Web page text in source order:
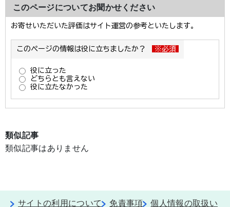
このページについてお聞かせください
類似記事
類似記事はありません
サイトの利用について 免責事項
個人情報の取扱い